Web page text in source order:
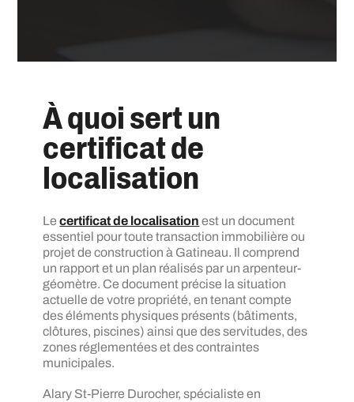
À quoi sert un
certificat de
localisation
Lecertificat de localisation est un document
essentiel pour toute transaction immobilière ou
projet de construction à Gatineau. Il comprend
un rapport et un plan réalisés par un arpenteur-
géomètre. Ce document précise la situation
actuelle de votre propriété, en tenant compte
des éléments physiques présents (bâtiments,
clôtures, piscines) ainsi que des servitudes, des
zones réglementées et des contraintes
municipales.
Alary St-Pierre Durocher, spécialiste en